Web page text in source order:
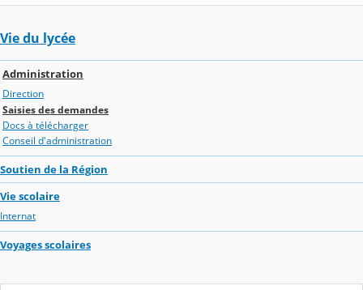
Vie du lycée
Administration
Direction
Saisies des demandes
Docs à télécharger
Conseil d'administration
Soutien de la Région
Vie scolaire
Internat
Voyages scolaires